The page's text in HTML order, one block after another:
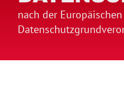
nach der Europäischen